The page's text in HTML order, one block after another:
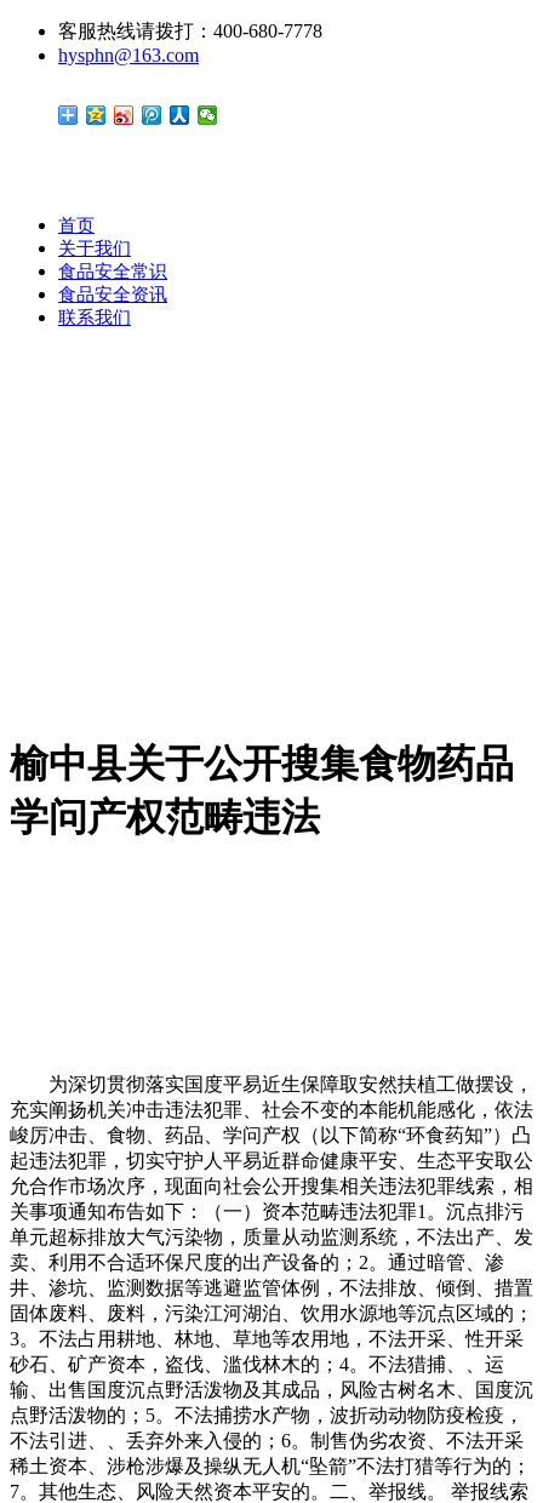
客服热线请拨打：400-680-7778
hysphn@163.com
首页
关于我们
食品安全常识
食品安全资讯
联系我们
榆中县关于公开搜集食物药品
学问产权范畴违法
为深切贯彻落实国度平易近生保障取安然扶植工做摆设，
充实阐扬机关冲击违法犯罪、社会不变的本能机能感化，依法
峻厉冲击、食物、药品、学问产权（以下简称“环食药知”）凸
起违法犯罪，切实守护人平易近群命健康平安、生态平安取公
允合作市场次序，现面向社会公开搜集相关违法犯罪线索，相
关事项通知布告如下：（一）资本范畴违法犯罪1。沉点排污
单元超标排放大气污染物，质量从动监测系统，不法出产、发
卖、利用不合适环保尺度的出产设备的；2。通过暗管、渗
井、渗坑、监测数据等逃避监管体例，不法排放、倾倒、措置
固体废料、废料，污染江河湖泊、饮用水源地等沉点区域的；
3。不法占用耕地、林地、草地等农用地，不法开采、性开采
砂石、矿产资本，盗伐、滥伐林木的；4。不法猎捕、、运
输、出售国度沉点野活泼物及其成品，风险古树名木、国度沉
点野活泼物的；5。不法捕捞水产物，波折动动物防疫检疫，
不法引进、、丢弃外来入侵的；6。制售伪劣农资、不法开采
稀土资本、涉枪涉爆及操纵无人机“坠箭”不法打猎等行为的；
7。其他生态、风险天然资本平安的。二、举报线。 举报线索